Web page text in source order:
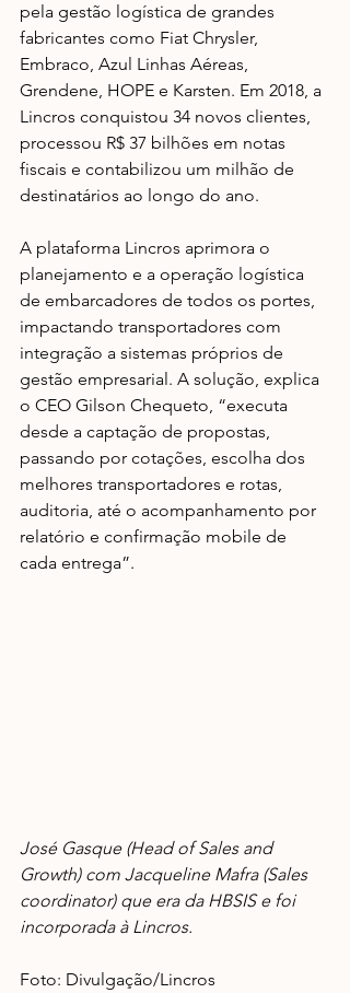
pela gestão logística de grandes
fabricantes como Fiat Chrysler,
Embraco, Azul Linhas Aéreas,
Grendene, HOPE e Karsten. Em 2018, a
Lincros conquistou 34 novos clientes,
processou R$ 37 bilhões em notas
fiscais e contabilizou um milhão de
destinatários ao longo do ano.
A plataforma Lincros aprimora o
planejamento e a operação logística
de embarcadores de todos os portes,
impactando transportadores com
integração a sistemas próprios de
gestão empresarial. A solução, explica
o CEO Gilson Chequeto, “executa
desde a captação de propostas,
passando por cotações, escolha dos
melhores transportadores e rotas,
auditoria, até o acompanhamento por
relatório e confirmação mobile de
cada entrega”.
José Gasque (Head of Sales and
Growth) com Jacqueline Mafra (Sales
coordinator) que era da HBSIS e foi
incorporada à Lincros.
Foto: Divulgação/Lincros